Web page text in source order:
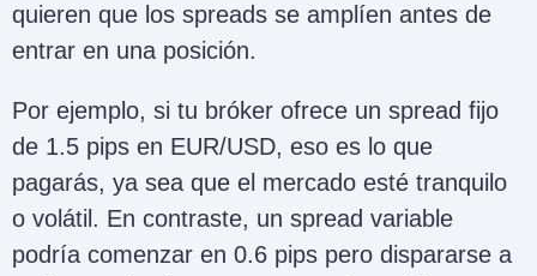
quieren que los spreads se amplíen antes de
entrar en una posición.
Por ejemplo, si tu bróker ofrece un spread fijo
de 1.5 pips en EUR/USD, eso es lo que
pagarás, ya sea que el mercado esté tranquilo
o volátil. En contraste, un spread variable
podría comenzar en 0.6 pips pero dispararse a